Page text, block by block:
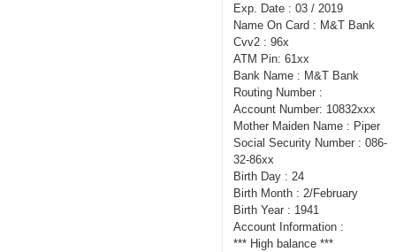
Exp. Date : 03 / 2019
Name On Card : M&T Bank
Cvv2 : 96x
ATM Pin: 61xx
Bank Name : M&T Bank
Routing Number :
Account Number: 10832xxx
Mother Maiden Name : Piper
Social Security Number : 086-
32-86xx
Birth Day : 24
Birth Month : 2/February
Birth Year : 1941
Account Information :
*** High balance ***